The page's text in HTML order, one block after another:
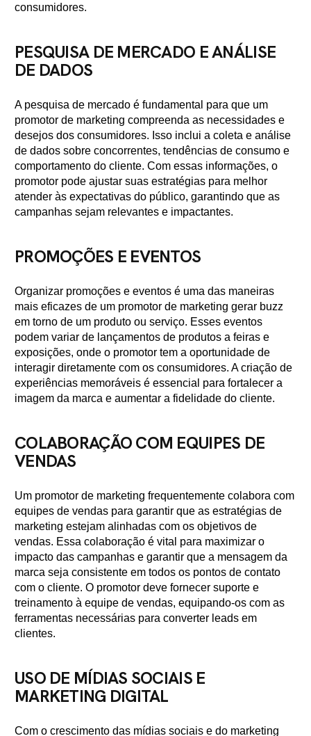
consumidores.
PESQUISA DE MERCADO E ANÁLISE
DE DADOS
A pesquisa de mercado é fundamental para que um
promotor de marketing compreenda as necessidades e
desejos dos consumidores. Isso inclui a coleta e análise
de dados sobre concorrentes, tendências de consumo e
comportamento do cliente. Com essas informações, o
promotor pode ajustar suas estratégias para melhor
atender às expectativas do público, garantindo que as
campanhas sejam relevantes e impactantes.
PROMOÇÕES E EVENTOS
Organizar promoções e eventos é uma das maneiras
mais eficazes de um promotor de marketing gerar buzz
em torno de um produto ou serviço. Esses eventos
podem variar de lançamentos de produtos a feiras e
exposições, onde o promotor tem a oportunidade de
interagir diretamente com os consumidores. A criação de
experiências memoráveis é essencial para fortalecer a
imagem da marca e aumentar a fidelidade do cliente.
COLABORAÇÃO COM EQUIPES DE
VENDAS
Um promotor de marketing frequentemente colabora com
equipes de vendas para garantir que as estratégias de
marketing estejam alinhadas com os objetivos de
vendas. Essa colaboração é vital para maximizar o
impacto das campanhas e garantir que a mensagem da
marca seja consistente em todos os pontos de contato
com o cliente. O promotor deve fornecer suporte e
treinamento à equipe de vendas, equipando-os com as
ferramentas necessárias para converter leads em
clientes.
USO DE MÍDIAS SOCIAIS E
MARKETING DIGITAL
Com o crescimento das mídias sociais e do marketing